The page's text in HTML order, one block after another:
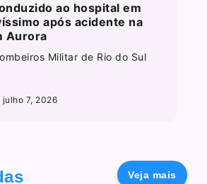
ao hospital em
após acidente na
Aurora
Militar de Rio do Sul
julho 7, 2026
Veja mais